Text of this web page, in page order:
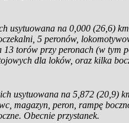
usytuowana na 0,000 (26,6)
5 peronów,
13 torów przy peronach (w
dla loków, oraz kilka
usytuowana na 5,872 (20,9)
magazyn, peron, rampę
Obecnie przystanek.